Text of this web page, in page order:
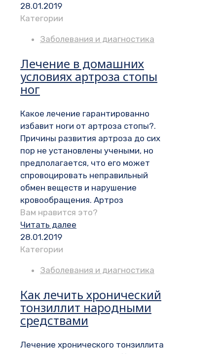
28.01.2019
Категории
Заболевания и диагностика
Лечение в домашних
условиях артроза стопы
ног
Какое лечение гарантированно
избавит ноги от артроза стопы?.
Причины развития артроза до сих
пор не установлены учеными, но
предполагается, что его может
спровоцировать неправильный
обмен веществ и нарушение
кровообращения. Артроз
Вам нравится это?
Читать далее
28.01.2019
Категории
Заболевания и диагностика
Как лечить хронический
тонзиллит народными
средствами
Лечение хронического тонзиллита